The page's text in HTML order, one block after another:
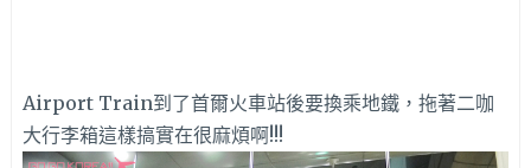
Airport Train到了首爾火車站後要換乘地鐵，拖著二咖
大行李箱這樣搞實在很麻煩啊!!!